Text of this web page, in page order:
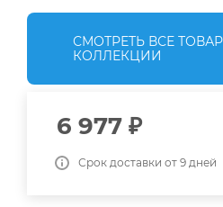
СМОТРЕТЬ ВСЕ
КОЛЛЕКЦИИ
6 977 ₽
Срок доставки от 9 дней